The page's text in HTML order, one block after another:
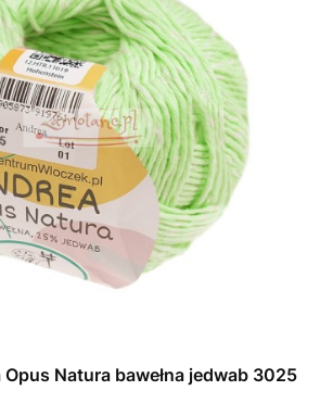
Opus Natura bawełna jedwab 3025